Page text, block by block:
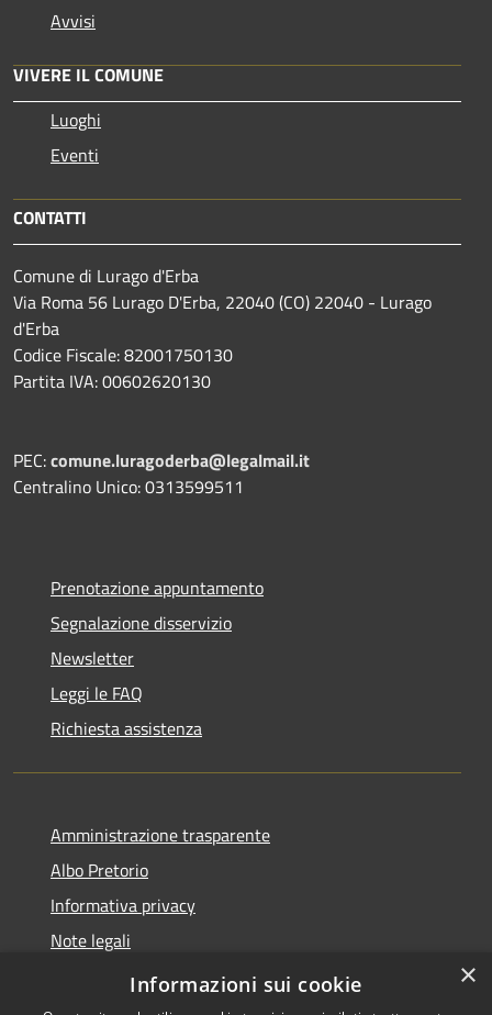
Avvisi
VIVERE IL COMUNE
Luoghi
Eventi
CONTATTI
Comune di Lurago d'Erba
Via Roma 56 Lurago D'Erba, 22040 (CO) 22040 - Lurago
d'Erba
Codice Fiscale: 82001750130
Partita IVA: 00602620130
PEC:comune.luragoderba@legalmail.it
Centralino Unico: 0313599511
Prenotazione appuntamento
Segnalazione disservizio
Newsletter
Leggi le FAQ
Richiesta assistenza
Amministrazione trasparente
Albo Pretorio
Informativa privacy
Note legali
Dichiarazione di accessibilità
×
Informazioni sui cookie